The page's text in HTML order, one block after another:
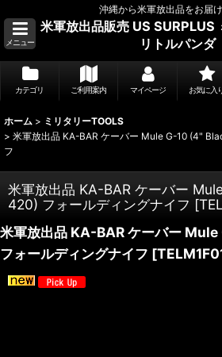
沖縄から米軍放出品をお届
メニュー
米軍放出品販売 US SURPLUS
リトルパンダ
カテゴリ ご利用案内 マイページ お気に入
ホーム > ミリタリーTOOLS
> 米軍放出品 KA-BAR ケーバー Mule G-10 (4"
フ
米軍放出品 KA-BAR ケーバー
420) フォールディングナイフ [
米軍放出品 KA-BAR ケーバー
フォールディングナイフ [